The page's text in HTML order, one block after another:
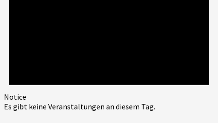
Notice
Es gibt keine Veranstaltungen an diesem Tag.